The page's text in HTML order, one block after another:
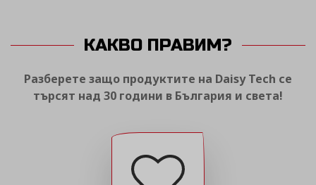
КАКВО ПРАВИМ?
Разберете защо продуктите на Daisy Tech се
търсят над 30 години в България и света!